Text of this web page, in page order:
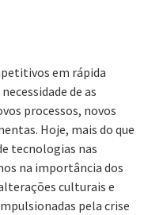
em rápida
de as
processos, novos
Hoje, mais do que
tecnologias nas
na importância dos
culturais e
pela crise